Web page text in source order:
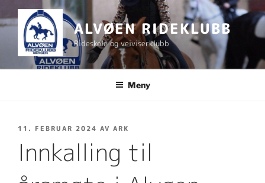
til
innhold
ALVØEN RIDEKLUBB
Rideskole og veiviserklubb
Meny
PUBLISERT
11. FEBRUAR 2024 AV ARK
Innkalling til